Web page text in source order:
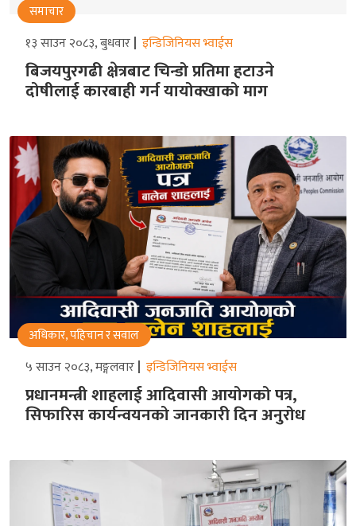
समाचार
१३ साउन २०८३, बुधवार इन्डिजिनियस भ्वाईस
बिजयपुरगढी क्षेत्रबाट चिन्डो प्रतिमा हटाउने
दोषीलाई कारबाही गर्न यायोक्खाको माग
अधिकार, पहिचान र सवाल
५ साउन २०८३, मङ्गलवार इन्डिजिनियस भ्वाईस
प्रधानमन्त्री शाहलाई आदिवासी आयोगको पत्र,
सिफारिस कार्यन्वयनको जानकारी दिन अनुरोध